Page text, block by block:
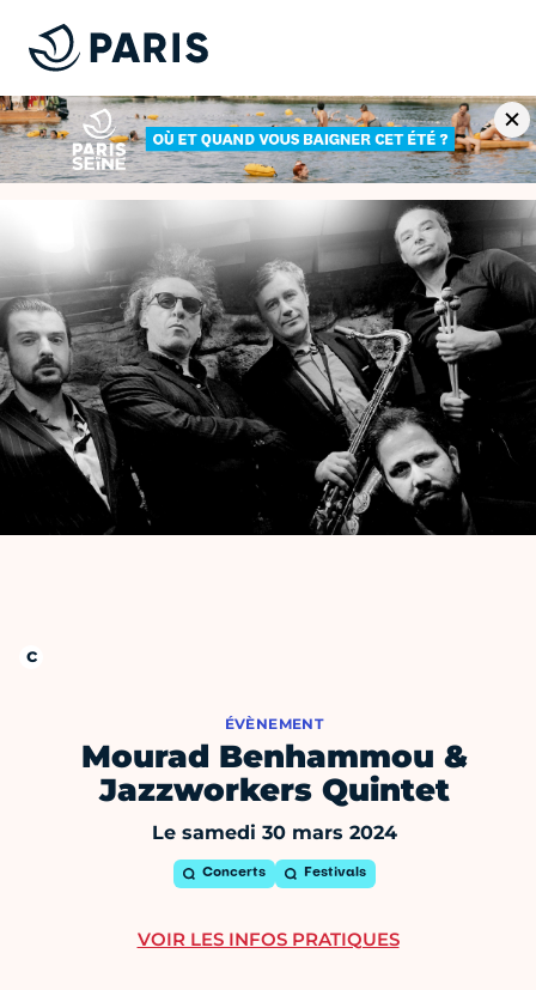
ÉVÈNEMENT
Mourad Benhammou &
Jazzworkers Quintet
Le samedi 30 mars 2024
Concerts Festivals
VOIR LES INFOS PRATIQUES